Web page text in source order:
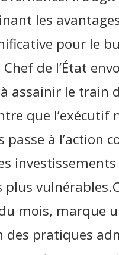
les
pour le
de l’État
assainir le train
que l’exécutif
passe à l’action
plus
mois, marque
pratiques